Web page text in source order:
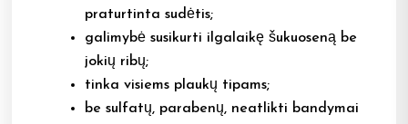
praturtinta sudėtis;
galimybė susikurti ilgalaikę šukuoseną be
jokių ribų;
tinka visiems plaukų tipams;
be sulfatų, parabenų, neatlikti bandymai